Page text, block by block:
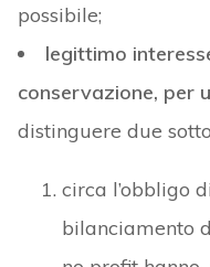
possibile;
legittimo
conservazione, per
distinguere due
circa l’obbligo
bilanciamento